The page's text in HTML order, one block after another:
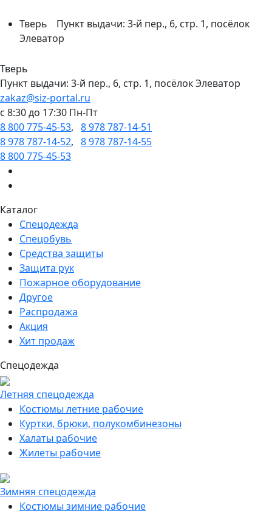
Тверь
Пункт выдачи: 3-й пер., 6, стр. 1, посёлок
Элеватор
Тверь
Пункт выдачи: 3-й пер., 6, стр. 1, посёлок Элеватор
zakaz@siz-portal.ru
c 8:30 до 17:30 Пн-Пт
8 800 775-45-53, 8 978 787-14-51
8 978 787-14-52, 8 978 787-14-55
8 800 775-45-53
Каталог
Спецодежда
Спецобувь
Средства защиты
Защита рук
Пожарное оборудование
Другое
Распродажа
Акция
Хит продаж
Спецодежда
Летняя спецодежда
Костюмы летние рабочие
Куртки, брюки, полукомбинезоны
Халаты рабочие
Жилеты рабочие
Зимняя спецодежда
Костюмы зимние рабочие